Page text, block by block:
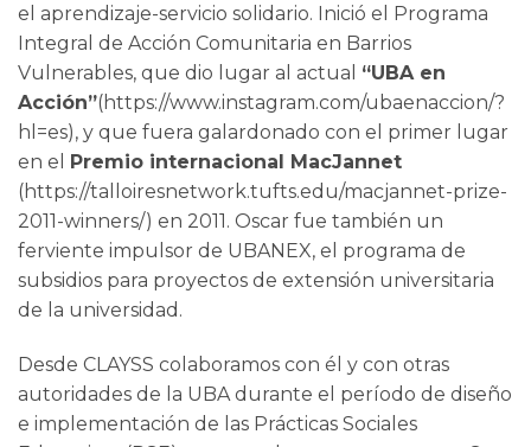
el aprendizaje-servicio solidario. Inició el Programa
Integral de Acción Comunitaria en Barrios
Vulnerables, que dio lugar al actual “UBA en
Acción”(https://www.instagram.com/ubaenaccion/?
hl=es), y que fuera galardonado con el primer lugar
en el Premio internacional MacJannet
(https://talloiresnetwork.tufts.edu/macjannet-prize-
2011-winners/) en 2011. Oscar fue también un
ferviente impulsor de UBANEX, el programa de
subsidios para proyectos de extensión universitaria
de la universidad.
Desde CLAYSS colaboramos con él y con otras
autoridades de la UBA durante el período de diseño
e implementación de las Prácticas Sociales